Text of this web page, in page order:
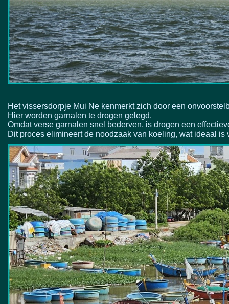
Het vissersdorpje Mui Ne kenmerkt zich door een
Hier worden garnalen te drogen gelegd.
Omdat verse garnalen snel bederven, is drogen een
Dit proces elimineert de noodzaak van koeling, wat ideaal is